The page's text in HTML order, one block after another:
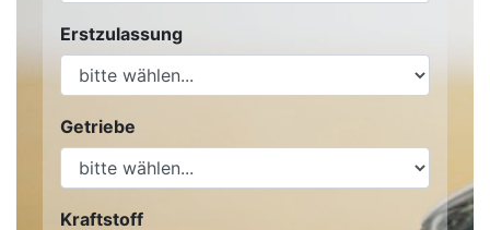
Erstzulassung
Getriebe
Kraftstoff